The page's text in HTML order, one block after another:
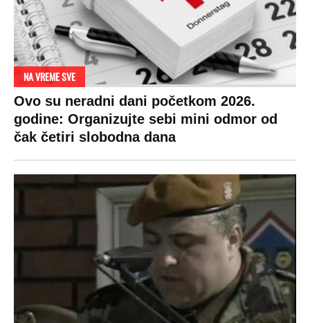
NA VREME SVE
Ovo su neradni dani početkom 2026.
godine: Organizujte sebi mini odmor od
čak četiri slobodna dana